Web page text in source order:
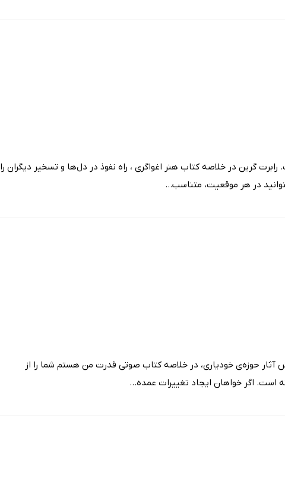
گرین در خلاصه‌ کتاب هنر اغواگری ، راه نفوذ در دل‌ها و تسخیر دیگران را
در هر موقعیت، متناسب...
حوزه‌ی خودیاری، در خلاصه کتاب صوتی قدرت من هستم شما را از
اگر خواهان ایجاد تغییرات عمده...